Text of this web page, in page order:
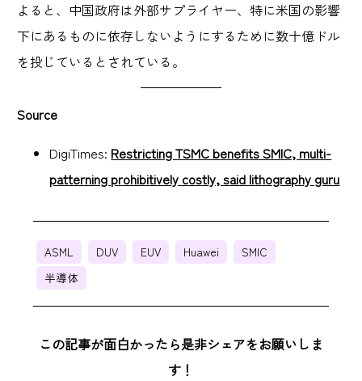
よると、中国政府は外部サプライヤー、特に米国の影響
下にあるものに依存しないようにするために数十億ドル
を投じているとされている。
Source
DigiTimes: Restricting TSMC benefits SMIC, multi-
patterning prohibitively costly, said lithography guru
ASML DUV EUV Huawei
SMIC
半導体
この記事が面白かったら是非シェアをお願いしま
す！